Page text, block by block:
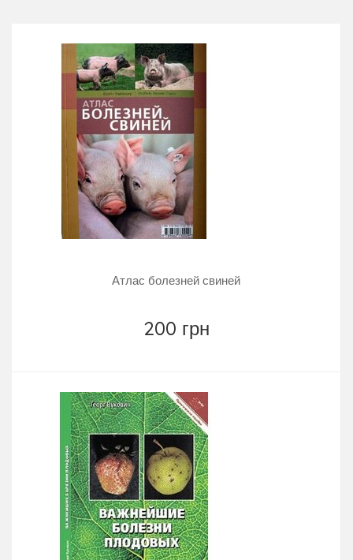
Атлас болезней свиней
200 грн